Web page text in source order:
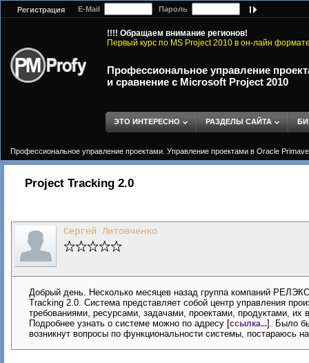
Регистрация E-Mail Пароль
!!!! Обращаем внимание регионов!
Первый курс по MS Project 2010 в он-лайн
Профессиональное управление
и сравнение с Microsoft Project 2010
ЭТО ИНТЕРЕСНО РАЗДЕЛЫ САЙТА
Профессиональное управление проектами. Управление проектами в Oracle
Project Tracking 2.0
Сергей Литовченко
Добрый день. Несколько месяцев назад группа компаний
Tracking 2.0. Система представляет собой центр управления
требованиями, ресурсами, задачами, проектами, продуктами,
Подробнее узнать о системе можно по адресу [ссылка...]. Было
возникнут вопросы по функциональности системы, постараюсь